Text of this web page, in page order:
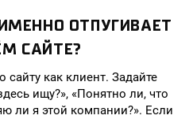
ОТПУГИВАЕТ
САЙТЕ?
сайту как клиент. Задайте
ищу?», «Понятно ли, что
ли я этой компании?». Если